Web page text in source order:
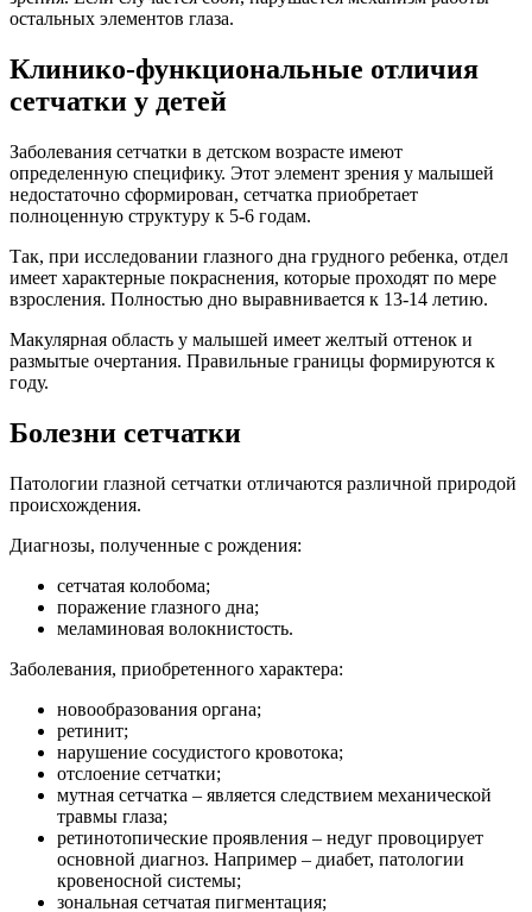
остальных элементов глаза.
Клинико-функциональные отличия
сетчатки у детей
Заболевания сетчатки в детском возрасте имеют
определенную специфику. Этот элемент зрения у малышей
недостаточно сформирован, сетчатка приобретает
полноценную структуру к 5-6 годам.
Так, при исследовании глазного дна грудного ребенка, отдел
имеет характерные покраснения, которые проходят по мере
взросления. Полностью дно выравнивается к 13-14 летию.
Макулярная область у малышей имеет желтый оттенок и
размытые очертания. Правильные границы формируются к
году.
Болезни сетчатки
Патологии глазной сетчатки отличаются различной природой
происхождения.
Диагнозы, полученные с рождения:
сетчатая колобома;
поражение глазного дна;
меламиновая волокнистость.
Заболевания, приобретенного характера:
новообразования органа;
ретинит;
нарушение сосудистого кровотока;
отслоение сетчатки;
мутная сетчатка – является следствием механической
травмы глаза;
ретинотопические проявления – недуг провоцирует
основной диагноз. Например – диабет, патологии
кровеносной системы;
зональная сетчатая пигментация;